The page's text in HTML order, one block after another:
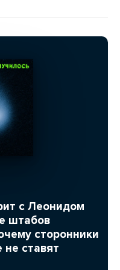
с Леонидом
штабов
сторонники
ставят